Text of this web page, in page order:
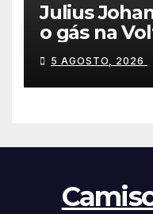
Julius
o gás na
lidera
Team
5 AGOSTO, 2026